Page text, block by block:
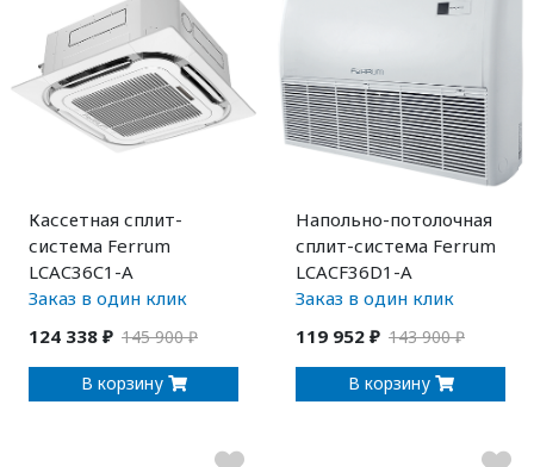
Кассетная сплит-
система Ferrum
LCAC36C1-A
Заказ в один клик
124 338 ₽ 145 900 ₽
В корзину
Напольно-потолочная
сплит-система Ferrum
LCACF36D1-A
Заказ в один клик
119 952 ₽ 143 900 ₽
В корзину